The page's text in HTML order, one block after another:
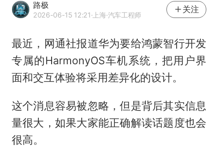
路极
2026-06-15 12:21·上海·汽车工程师
关注
最近，网通社报道华为要给鸿蒙智行开发
专属的HarmonyOS车机系统，把用户界
面和交互体验将采用差异化的设计。
这个消息容易被忽略，但是背后其实信息
量很大，如果大家能正确解读话题度也会
很高。